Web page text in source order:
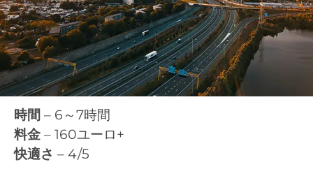
時間 – 6～7時間
料金 – 160ユーロ+
快適さ – 4/5